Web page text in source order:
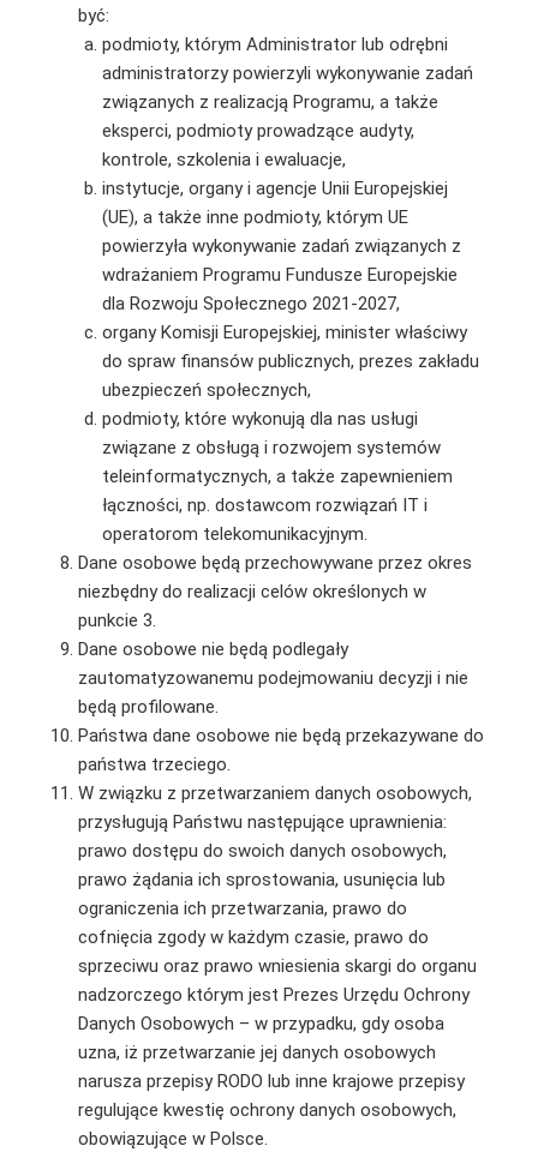
być:
podmioty, którym Administrator lub odrębni
administratorzy powierzyli wykonywanie zadań
związanych z realizacją Programu, a także
eksperci, podmioty prowadzące audyty,
kontrole, szkolenia i ewaluacje,
instytucje, organy i agencje Unii Europejskiej
(UE), a także inne podmioty, którym UE
powierzyła wykonywanie zadań związanych z
wdrażaniem Programu Fundusze Europejskie
dla Rozwoju Społecznego 2021-2027,
organy Komisji Europejskiej, minister właściwy
do spraw finansów publicznych, prezes zakładu
ubezpieczeń społecznych,
podmioty, które wykonują dla nas usługi
związane z obsługą i rozwojem systemów
teleinformatycznych, a także zapewnieniem
łączności, np. dostawcom rozwiązań IT i
operatorom telekomunikacyjnym.
Dane osobowe będą przechowywane przez okres
niezbędny do realizacji celów określonych w
punkcie 3.
Dane osobowe nie będą podlegały
zautomatyzowanemu podejmowaniu decyzji i nie
będą profilowane.
Państwa dane osobowe nie będą przekazywane do
państwa trzeciego.
W związku z przetwarzaniem danych osobowych,
przysługują Państwu następujące uprawnienia:
prawo dostępu do swoich danych osobowych,
prawo żądania ich sprostowania, usunięcia lub
ograniczenia ich przetwarzania, prawo do
cofnięcia zgody w każdym czasie, prawo do
sprzeciwu oraz prawo wniesienia skargi do organu
nadzorczego którym jest Prezes Urzędu Ochrony
Danych Osobowych – w przypadku, gdy osoba
uzna, iż przetwarzanie jej danych osobowych
narusza przepisy RODO lub inne krajowe przepisy
regulujące kwestię ochrony danych osobowych,
obowiązujące w Polsce.